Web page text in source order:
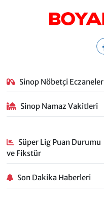
Sinop Nöbetçi Eczaneler
Sinop Namaz Vakitleri
Süper Lig Puan Durumu
ve Fikstür
Son Dakika Haberleri